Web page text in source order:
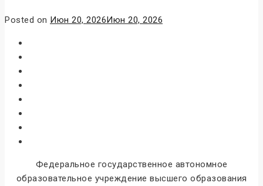
Posted on Июн 20, 2026Июн 20, 2026
Федеральное государственное автономное
образовательное учреждение высшего образования